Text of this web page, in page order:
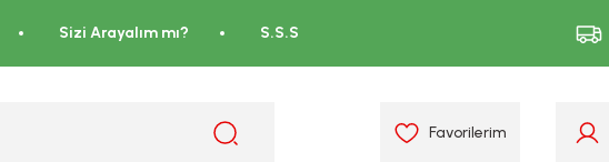
Sizi Arayalım mı? S.S.S
Favorilerim